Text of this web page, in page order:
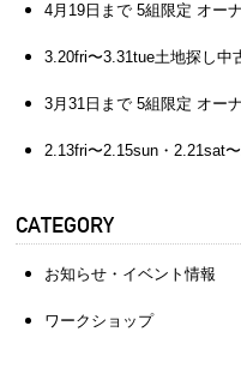
4月19日まで 5組限定 オー
3.20fri〜3.31tue土地探し中
3月31日まで 5組限定 オー
2.13fri〜2.15sun・2.21sat
CATEGORY
お知らせ・イベント情報
ワークショップ